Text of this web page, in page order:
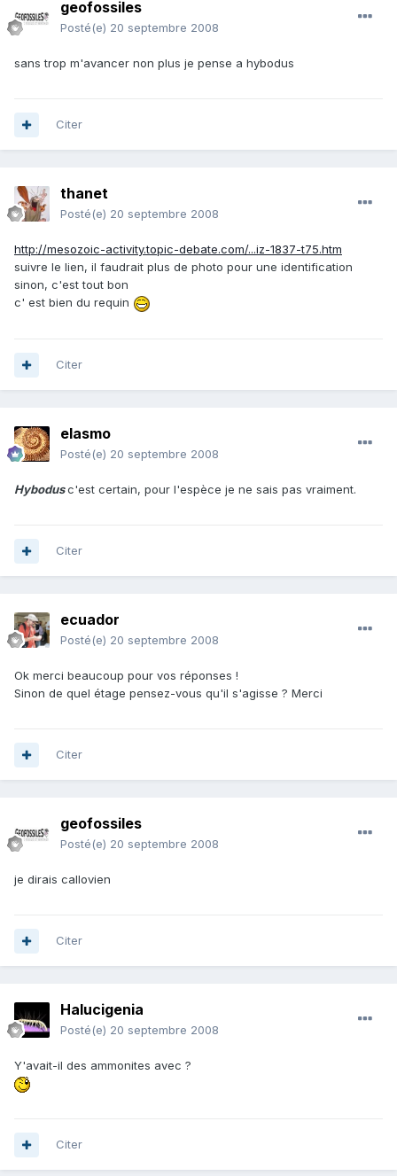
geofossiles
Posté(e) 20 septembre 2008
sans trop m'avancer non plus je pense a hybodus
Citer
thanet
Posté(e) 20 septembre 2008
http://mesozoic-activity.topic-debate.com/...iz-1837-t75.htm
suivre le lien, il faudrait plus de photo pour une identification
sinon, c'est tout bon
c' est bien du requin
Citer
elasmo
Posté(e) 20 septembre 2008
Hybodusc'est certain, pour l'espèce je ne sais pas vraiment.
Citer
ecuador
Posté(e) 20 septembre 2008
Ok merci beaucoup pour vos réponses !
Sinon de quel étage pensez-vous qu'il s'agisse ? Merci
Citer
geofossiles
Posté(e) 20 septembre 2008
je dirais callovien
Citer
Halucigenia
Posté(e) 20 septembre 2008
Y'avait-il des ammonites avec ?
Citer